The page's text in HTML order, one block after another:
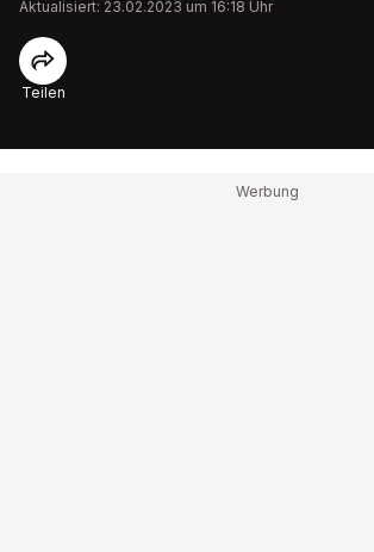
Aktualisiert: 23.02.2023 um 16:18 Uhr
Teilen